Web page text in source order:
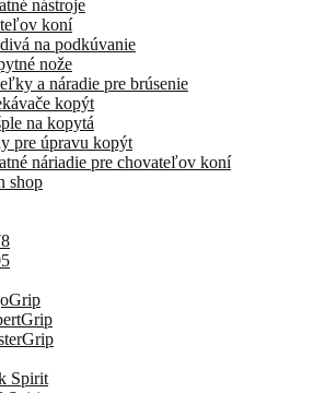
nástroje
koní
na podkúvanie
nože
a náradie pre brúsenie
kopýt
na kopytá
pre úpravu kopýt
náriadie pre chovateľov koní
shop
Spirit